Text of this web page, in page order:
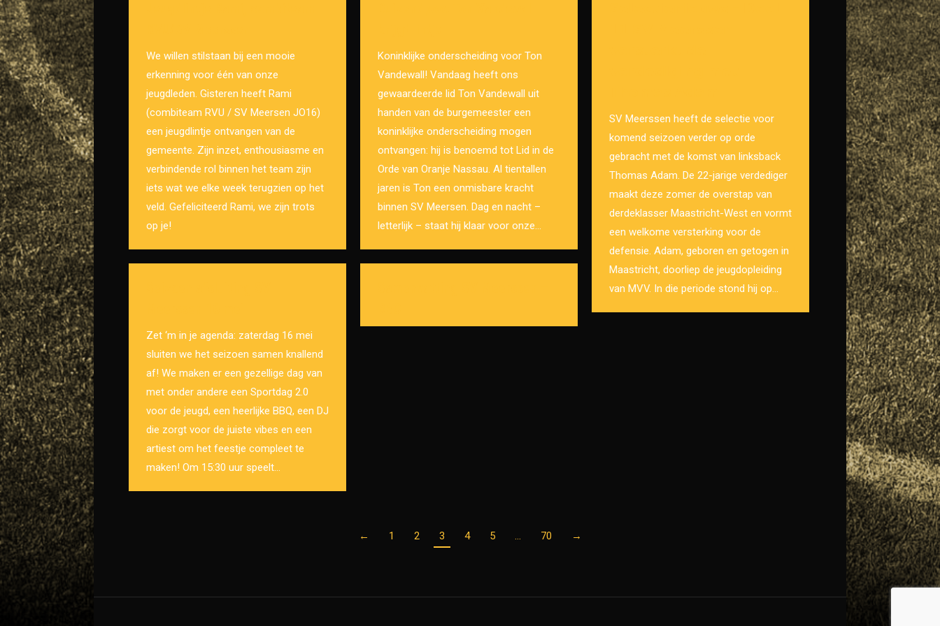
We willen stilstaan bij een mooie
erkenning voor één van onze
jeugdleden. Gisteren heeft Rami
(combiteam RVU / SV Meersen JO16)
een jeugdlintje ontvangen van de
gemeente. Zijn inzet, enthousiasme en
verbindende rol binnen het team zijn
iets wat we elke week terugzien op het
veld. Gefeliciteerd Rami, we zijn trots
op je!
Koninklijke onderscheiding voor Ton
Vandewall! Vandaag heeft ons
gewaardeerde lid Ton Vandewall uit
handen van de burgemeester een
koninklijke onderscheiding mogen
ontvangen: hij is benoemd tot Lid in de
Orde van Oranje Nassau. Al tientallen
jaren is Ton een onmisbare kracht
binnen SV Meersen. Dag en nacht –
letterlijk – staat hij klaar voor onze…
SV Meerssen heeft de selectie voor
komend seizoen verder op orde
gebracht met de komst van linksback
Thomas Adam. De 22-jarige verdediger
maakt deze zomer de overstap van
derdeklasser Maastricht-West en vormt
een welkome versterking voor de
defensie. Adam, geboren en getogen in
Maastricht, doorliep de jeugdopleiding
van MVV. In die periode stond hij op…
Zet ‘m in je agenda: zaterdag 16 mei
sluiten we het seizoen samen knallend
af! We maken er een gezellige dag van
met onder andere een Sportdag 2.0
voor de jeugd, een heerlijke BBQ, een DJ
die zorgt voor de juiste vibes en een
artiest om het feestje compleet te
maken! Om 15:30 uur speelt…
← 1 2 3 4 5 … 70 →